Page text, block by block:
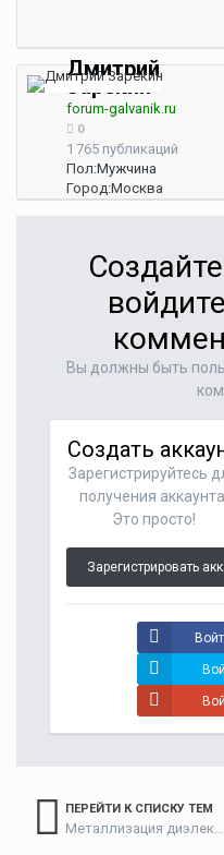
Дмитрий
Зарекин
forum-galvanik.ru
0
1 765 публикаций
Пол:Мужчина
Город:Москва
Вы должны быть
Создать
Зарегистрируйтесь
получения аккаунта.
Это просто!
Зарегистрировать
ПЕРЕЙТИ К СПИСКУ ТЕМ
Металлизация диэлектриков и гальванопластика